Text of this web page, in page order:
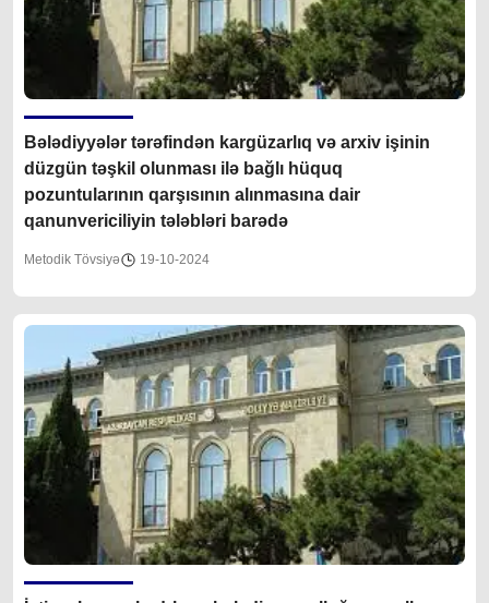
Bələdiyyələr tərəfindən kargüzarlıq və arxiv işinin
düzgün təşkil olunması ilə bağlı hüquq
pozuntularının qarşısının alınmasına dair
qanunvericiliyin tələbləri barədə
Metodik Tövsiyə 19-10-2024